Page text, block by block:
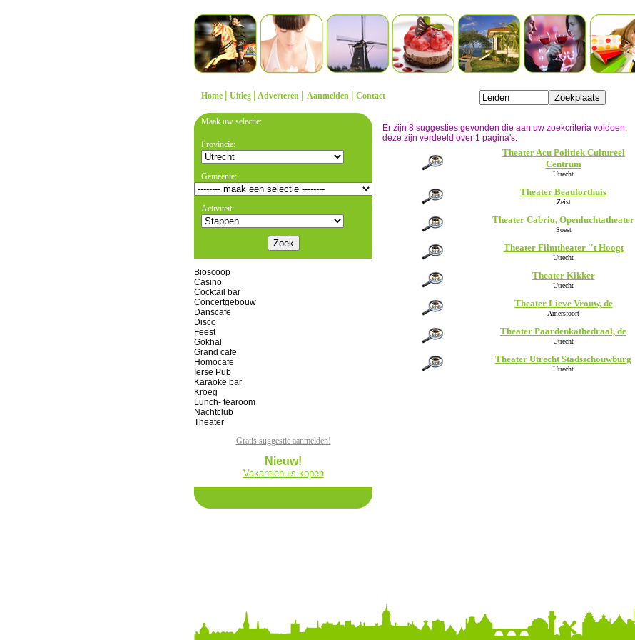
Home | Uitleg | Adverteren | Aanmelden | Contact
Maak uw selectie:
Provincie:
Gemeente:
Activiteit:
Bioscoop
Casino
Cocktail bar
Concertgebouw
Danscafe
Disco
Feest
Gokhal
Grand cafe
Homocafe
Ierse Pub
Karaoke bar
Kroeg
Lunch- tearoom
Nachtclub
Theater
Gratis suggestie aanmelden!
Nieuw!
Vakantiehuis kopen
Er zijn 8 suggesties gevonden die aan uw zoekcriteria voldoen,
deze zijn verdeeld over 1 pagina's.
Theater Acu Politiek Cultureel
Centrum
Utrecht
Theater Beauforthuis
Zeist
Theater Cabrio, Openluchtatheater
Soest
Theater Filmtheater ''t Hoogt
Utrecht
Theater Kikker
Utrecht
Theater Lieve Vrouw, de
Amersfoort
Theater Paardenkathedraal, de
Utrecht
Theater Utrecht Stadsschouwburg
Utrecht